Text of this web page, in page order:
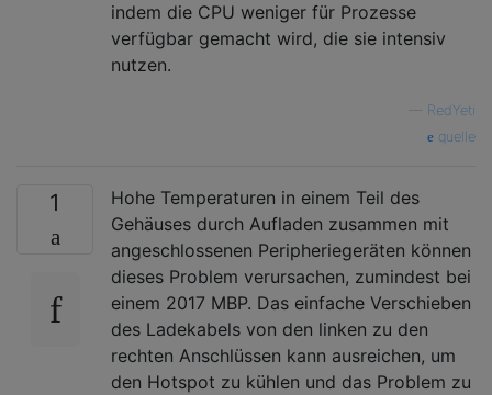
indem die CPU weniger für Prozesse
verfügbar gemacht wird, die sie intensiv
nutzen.
RedYeti
quelle
1
Hohe Temperaturen in einem Teil des
Gehäuses durch Aufladen zusammen mit
angeschlossenen Peripheriegeräten können
dieses Problem verursachen, zumindest bei
einem 2017 MBP. Das einfache Verschieben
des Ladekabels von den linken zu den
rechten Anschlüssen kann ausreichen, um
den Hotspot zu kühlen und das Problem zu